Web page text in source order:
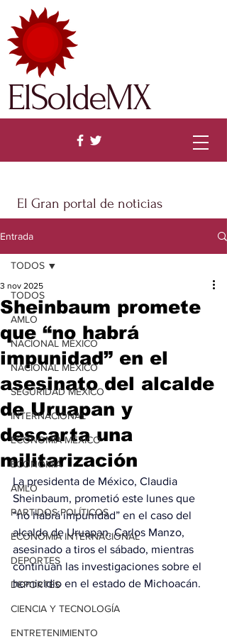
El Gran portal de noticias
ElSoldeMX
Entrada
TODOS
AMLO
NACIONAL MÉXICO
NACIONAL MÉXICO
SEGURIDAD MÉXICO
INTERNACIONAL
ECONOMÍA MÉXICO
ECONOMÍA
AMLO
PARTIDOS POLÍTICOS
ECONOMÍA INTERNACIONAL
DEPORTES
DEPORTES
CIENCIA Y TECNOLOGÍA
ENTRETENIMIENTO
TODOS
Sheinbaum promete
que “no habrá
impunidad” en el
asesinato del alcalde
de Uruapan y
descarta una
militarización
3 nov 2025
La presidenta de México, Claudia
Sheinbaum, prometió este lunes que
“no habrá impunidad” en el caso del
alcalde de Uruapan, Carlos Manzo,
asesinado a tiros el sábado, mientras
continúan las investigaciones sobre el
homicidio en el estado de Michoacán.